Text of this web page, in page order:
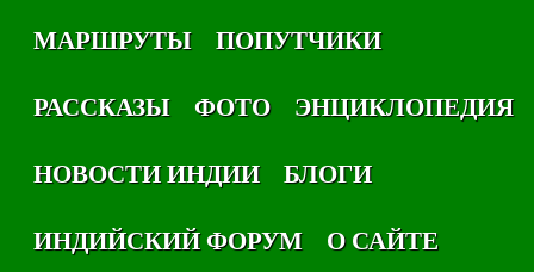
МАРШРУТЫ
ПОПУТЧИКИ
РАССКАЗЫ
ФОТО
ЭНЦИКЛОПЕДИЯ
НОВОСТИ ИНДИИ
БЛОГИ
ИНДИЙСКИЙ ФОРУМ
О САЙТЕ